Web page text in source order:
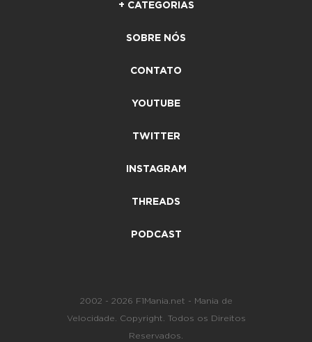
+ CATEGORIAS
SOBRE NÓS
CONTATO
YOUTUBE
TWITTER
INSTAGRAM
THREADS
PODCAST
2002 - 2026 F1Mania.net - Mania de
Velocidade. Copyright. Todos os Direitos
Reservados.